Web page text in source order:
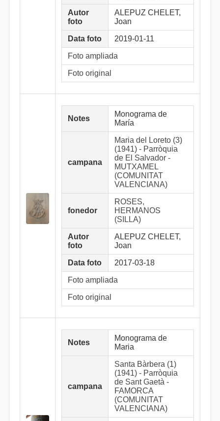
Autor
foto
ALEPUZ CHELET,
Joan
Data foto 2019-01-11
Foto ampliada
Foto original
Notes
Monograma de
María
campana
Maria del Loreto (3)
(1941) - Parròquia
de El Salvador -
MUTXAMEL
(COMUNITAT
VALENCIANA)
fonedor
ROSES,
HERMANOS
(SILLA)
Autor
foto
ALEPUZ CHELET,
Joan
Data foto 2017-03-18
Foto ampliada
Foto original
Notes
Monograma de
Maria
campana
Santa Bàrbera (1)
(1941) - Parròquia
de Sant Gaetà -
FAMORCA
(COMUNITAT
VALENCIANA)